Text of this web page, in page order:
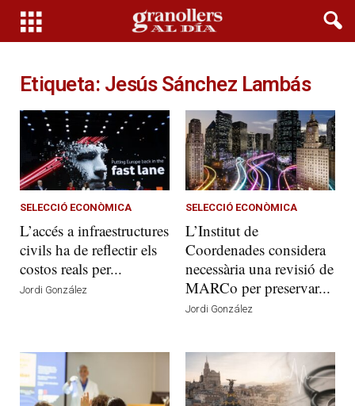
Etiqueta: Jesús Sánchez Lambás
SELECCIÓ ECONÒMICA
L’accés a infraestructures
civils ha de reflectir els
costos reals per...
Jordi González
SELECCIÓ ECONÒMICA
L’Institut de
Coordenades considera
necessària una revisió de
MARCo per preservar...
Jordi González